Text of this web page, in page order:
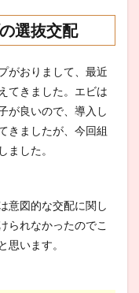
選抜交配
がおりまして、最近
てきました。エビは
が良いので、導入し
きましたが、今回組
ました。
意図的な交配に関し
られなかったのでこ
思います。